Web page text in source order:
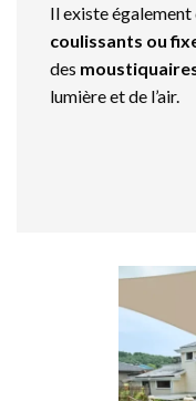
Il existe également
coulissants ou
des
lumière et de l’air.